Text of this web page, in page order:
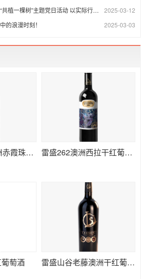
2025-03-12
一棵树”主题党日活动 以实际行动践行
2025-03-03
的浪漫时刻！
雷盛红酒128澳洲赤霞珠干红葡萄酒 雷盛262澳洲西拉干红葡萄酒
萄酒 雷盛山谷老藤澳洲干红葡萄酒